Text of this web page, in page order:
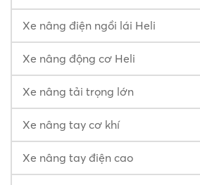
Xe nâng điện ngồi lái Heli
Xe nâng động cơ Heli
Xe nâng tải trọng lớn
Xe nâng tay cơ khí
Xe nâng tay điện cao